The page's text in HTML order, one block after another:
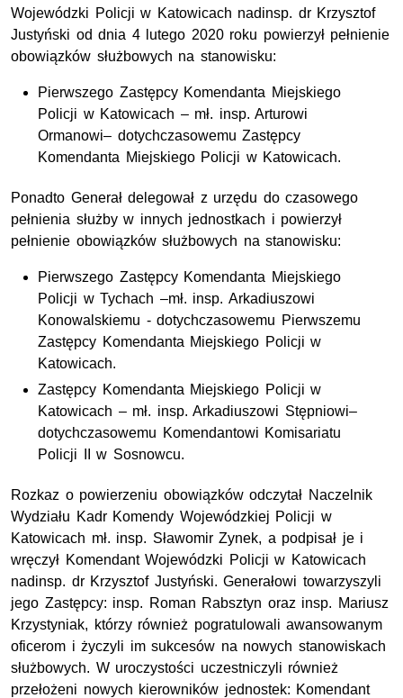
Wojewódzki Policji w Katowicach nadinsp. dr Krzysztof
Justyński od dnia 4 lutego 2020 roku powierzył pełnienie
obowiązków służbowych na stanowisku:
Pierwszego Zastępcy Komendanta Miejskiego
Policji w Katowicach – mł. insp. Arturowi
Ormanowi– dotychczasowemu Zastępcy
Komendanta Miejskiego Policji w Katowicach.
Ponadto Generał delegował z urzędu do czasowego
pełnienia służby w innych jednostkach i powierzył
pełnienie obowiązków służbowych na stanowisku:
Pierwszego Zastępcy Komendanta Miejskiego
Policji w Tychach –mł. insp. Arkadiuszowi
Konowalskiemu - dotychczasowemu Pierwszemu
Zastępcy Komendanta Miejskiego Policji w
Katowicach.
Zastępcy Komendanta Miejskiego Policji w
Katowicach – mł. insp. Arkadiuszowi Stępniowi–
dotychczasowemu Komendantowi Komisariatu
Policji II w Sosnowcu.
Rozkaz o powierzeniu obowiązków odczytał Naczelnik
Wydziału Kadr Komendy Wojewódzkiej Policji w
Katowicach mł. insp. Sławomir Zynek, a podpisał je i
wręczył Komendant Wojewódzki Policji w Katowicach
nadinsp. dr Krzysztof Justyński. Generałowi towarzyszyli
jego Zastępcy: insp. Roman Rabsztyn oraz insp. Mariusz
Krzystyniak, którzy również pogratulowali awansowanym
oficerom i życzyli im sukcesów na nowych stanowiskach
służbowych. W uroczystości uczestniczyli również
przełożeni nowych kierowników jednostek: Komendant